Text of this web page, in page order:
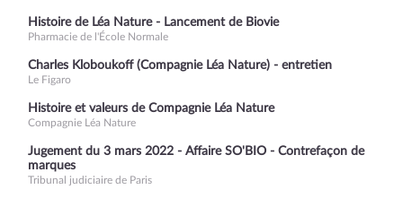
Histoire de Léa Nature - Lancement de Biovie
Pharmacie de l'École Normale
Charles Kloboukoff (Compagnie Léa Nature) - entretien
Le Figaro
Histoire et valeurs de Compagnie Léa Nature
Compagnie Léa Nature
Jugement du 3 mars 2022 - Affaire SO'BIO - Contrefaçon de
marques
Tribunal judiciaire de Paris